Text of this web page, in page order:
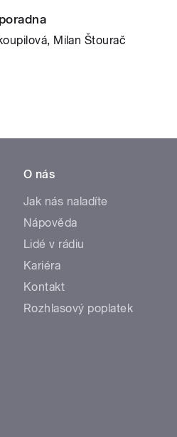
Milan Štourač
O nás
Jak nás naladíte
Nápověda
Lidé v rádiu
Kariéra
Kontakt
Rozhlasový poplatek